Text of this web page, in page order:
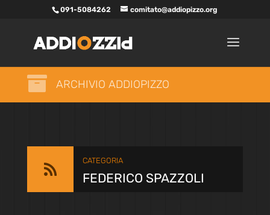
091-5084262 comitato@addiopizzo.org
 ARCHIVIO ADDIOPIZZO

CATEGORIA
FEDERICO SPAZZOLI